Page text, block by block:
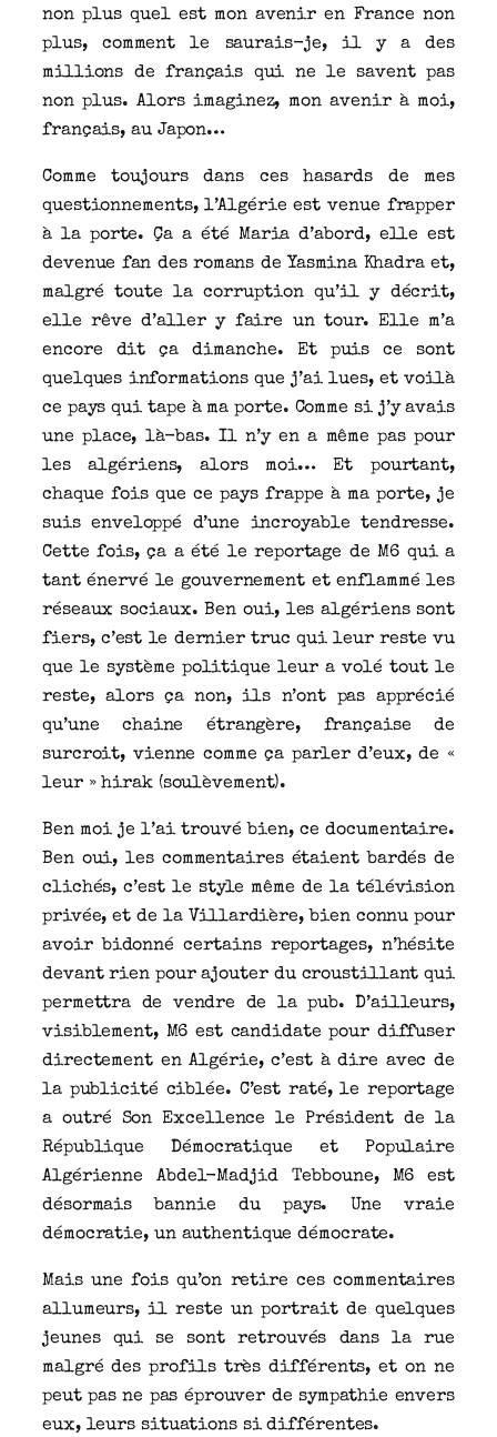
non plus quel est mon avenir en France non
plus, comment le saurais-je, il y a des
millions de français qui ne le savent pas
non plus. Alors imaginez, mon avenir à moi,
français, au Japon…
Comme toujours dans ces hasards de mes
questionnements, l’Algérie est venue frapper
à la porte. Ça a été Maria d’abord, elle est
devenue fan des romans de Yasmina Khadra et,
malgré toute la corruption qu’il y décrit,
elle rêve d’aller y faire un tour. Elle m’a
encore dit ça dimanche. Et puis ce sont
quelques informations que j’ai lues, et voilà
ce pays qui tape à ma porte. Comme si j’y avais
une place, là-bas. Il n’y en a même pas pour
les algériens, alors moi… Et pourtant,
chaque fois que ce pays frappe à ma porte, je
suis enveloppé d’une incroyable tendresse.
Cette fois, ça a été le reportage de M6 qui a
tant énervé le gouvernement et enflammé les
réseaux sociaux. Ben oui, les algériens sont
fiers, c’est le dernier truc qui leur reste vu
que le système politique leur a volé tout le
reste, alors ça non, ils n’ont pas apprécié
qu’une chaine étrangère, française de
surcroit, vienne comme ça parler d’eux, de «
leur » hirak (soulèvement).
Ben moi je l’ai trouvé bien, ce documentaire.
Ben oui, les commentaires étaient bardés de
clichés, c’est le style même de la télévision
privée, et de la Villardière, bien connu pour
avoir bidonné certains reportages, n’hésite
devant rien pour ajouter du croustillant qui
permettra de vendre de la pub. D’ailleurs,
visiblement, M6 est candidate pour diffuser
directement en Algérie, c’est à dire avec de
la publicité ciblée. C’est raté, le reportage
a outré Son Excellence le Président de la
République Démocratique et Populaire
Algérienne Abdel-Madjid Tebboune, M6 est
désormais bannie du pays. Une vraie
démocratie, un authentique démocrate.
Mais une fois qu’on retire ces commentaires
allumeurs, il reste un portrait de quelques
jeunes qui se sont retrouvés dans la rue
malgré des profils très différents, et on ne
peut pas ne pas éprouver de sympathie envers
eux, leurs situations si différentes.